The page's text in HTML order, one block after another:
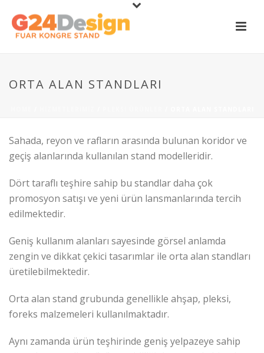
ORTA ALAN STANDLARI
Sahada, reyon ve rafların arasında bulunan koridor ve
geçiş alanlarında kullanılan stand modelleridir.
Dört taraflı teşhire sahip bu standlar daha çok
promosyon satışı ve yeni ürün lansmanlarında tercih
edilmektedir.
Geniş kullanım alanları sayesinde görsel anlamda
zengin ve dikkat çekici tasarımlar ile orta alan standları
üretilebilmektedir.
Orta alan stand grubunda genellikle ahşap, pleksi,
foreks malzemeleri kullanılmaktadır.
Aynı zamanda ürün teşhirinde geniş yelpazeye sahip